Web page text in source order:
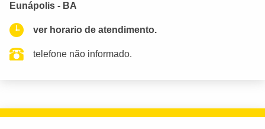
Eunápolis - BA
ver horario de atendimento.
telefone não informado.